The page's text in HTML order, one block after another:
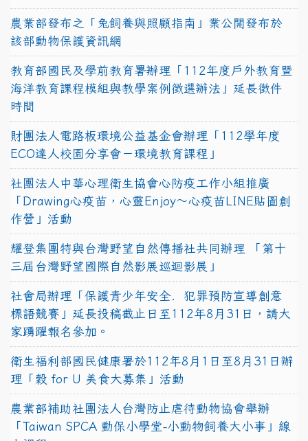
農業部發布之「兔飼養與照顧指南」業公開發布於
該部動物保護資訊網
教育部國民及學前教育署辦理「112年度戶外教育暨
海洋教育課程模組與教學案例徵選辦法」延長徵件
時間
財團法人電路板環境公益基金會辦理「112學年度
ECO達人校園分享會－環境教育課程」
社團法人中華心理衛生協會心防疫工作小組推廣
「Drawing心疫苗，心靈Enjoy〜心疫苗LINE貼圖創
作營」活動
耀登集團特與台灣野望自然傳播社共同辦理 「第十
三屆台灣野望國際自然影展巡迴影展」
社會局辦理「保護青少年安全．犯罪預防宣導創意
標語競賽」延長投稿截止日至112年8月31日，請大
家踴躍報名參加。
衛生福利部國民健康署於112年8月1日至8月31日辦
理「穀 for U 美食大募集」活動
農業部補助社團法人台灣防止虐待動物協會舉辦
「Taiwan SPCA 動保小學堂-小動物飼養大小事」線